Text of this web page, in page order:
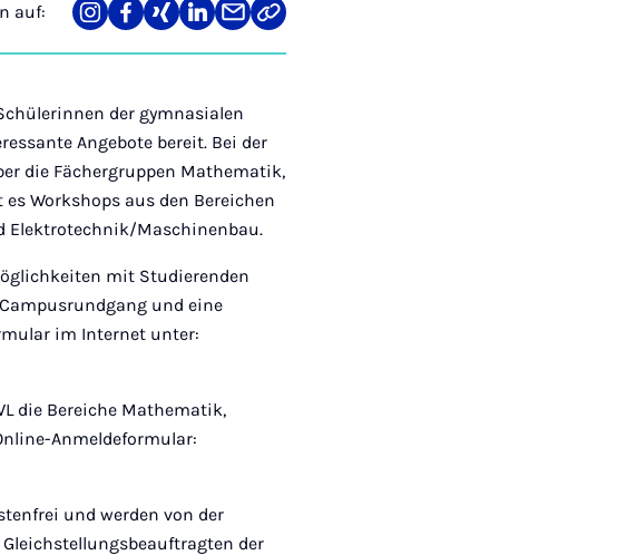
auf:
Teilen
auf
Teilen
auf
Teilen
auf
Teilen
auf
Teilen
über
Link
kopieren
der gymnasialen
Angebote bereit. Bei der
die Fächergruppen Mathematik,
Workshops aus den Bereichen
Maschinenbau.
mit Studierenden
und eine
im Internet unter:
die Bereiche Mathematik,
Anmeldeformular:
und werden von der
der